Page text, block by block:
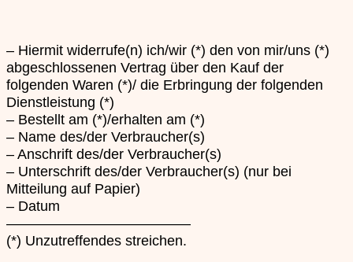
– Hiermit widerrufe(n) ich/wir (*) den von mir/uns (*)
abgeschlossenen Vertrag über den Kauf der
folgenden Waren (*)/ die Erbringung der folgenden
Dienstleistung (*)
– Bestellt am (*)/erhalten am (*)
– Name des/der Verbraucher(s)
– Anschrift des/der Verbraucher(s)
– Unterschrift des/der Verbraucher(s) (nur bei
Mitteilung auf Papier)
– Datum
—————————————
(*) Unzutreffendes streichen.